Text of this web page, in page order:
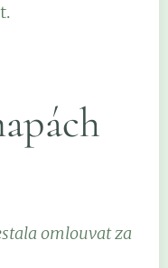
omlouvat za